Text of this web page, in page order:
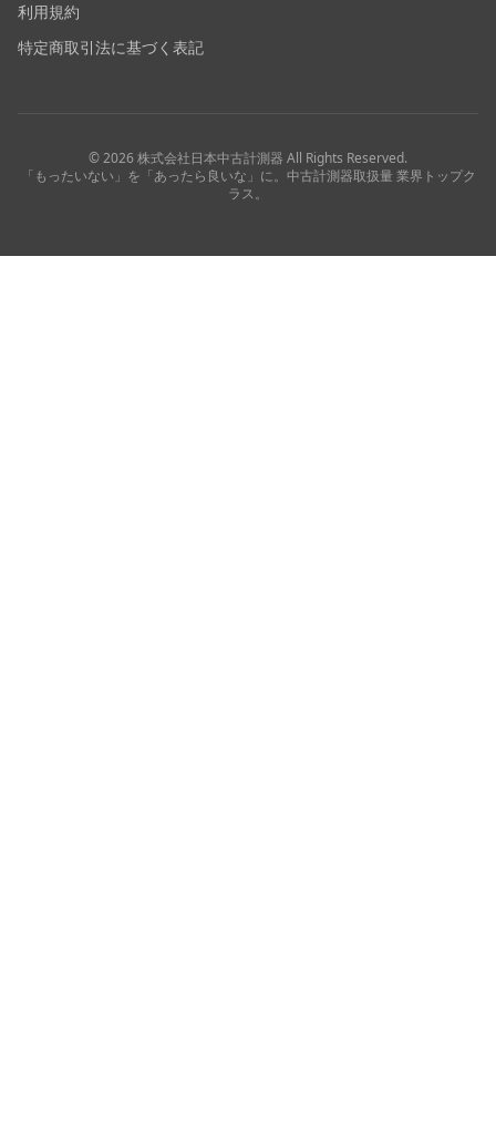
利用規約
特定商取引法に基づく表記
©2026株式会社日本中古計測器 All Rights Reserved.
「もったいない」を「あったら良いな」に。中古計測器取扱量 業界トップク
ラス。